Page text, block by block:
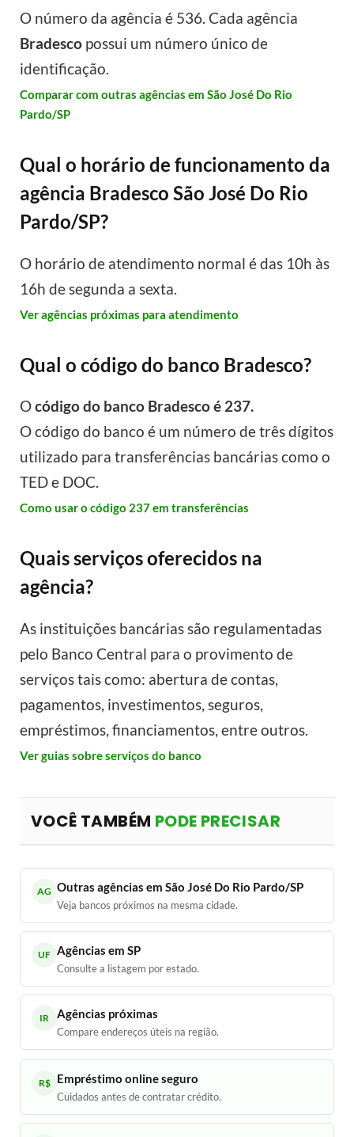
O número da agência é 536. Cada agência
Bradesco possui um número único de
identificação.
Comparar com outras agências em São José Do Rio
Pardo/SP
Qual o horário de funcionamento da
agência Bradesco São José Do Rio
Pardo/SP?
O horário de atendimento normal é das 10h às
16h de segunda a sexta.
Ver agências próximas para atendimento
Qual o código do banco Bradesco?
Ocódigo do banco Bradesco é 237.
O código do banco é um número de três dígitos
utilizado para transferências bancárias como o
TED e DOC.
Como usar o código 237 em transferências
Quais serviços oferecidos na
agência?
As instituições bancárias são regulamentadas
pelo Banco Central para o provimento de
serviços tais como: abertura de contas,
pagamentos, investimentos, seguros,
empréstimos, financiamentos, entre outros.
Ver guias sobre serviços do banco
VOCÊ TAMBÉM PODE PRECISAR
AG Outras agências em São José Do Rio Pardo/SP
Veja bancos próximos na mesma cidade.
UF Agências em SP
Consulte a listagem por estado.
IR Agências próximas
Compare endereços úteis na região.
R$ Empréstimo online seguro
Cuidados antes de contratar crédito.